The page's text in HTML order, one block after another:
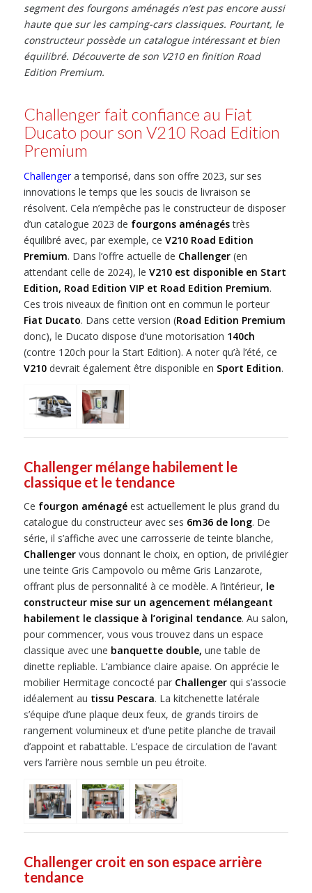
segment des fourgons aménagés n’est pas encore aussi
haute que sur les camping-cars classiques. Pourtant, le
constructeur possède un catalogue intéressant et bien
équilibré. Découverte de son V210 en finition Road
Edition Premium.
Challenger fait confiance au Fiat
Ducato pour son V210 Road Edition
Premium
Challenger a temporisé, dans son offre 2023, sur ses
innovations le temps que les soucis de livraison se
résolvent. Cela n’empêche pas le constructeur de disposer
d’un catalogue 2023 de fourgons aménagéstrès
équilibré avec, par exemple, ce V210 Road Edition
Premium. Dans l’offre actuelle de Challenger(en
attendant celle de 2024), le V210 est disponible en Start
Edition, Road Edition VIP et Road Edition Premium.
Ces trois niveaux de finition ont en commun le porteur
Fiat Ducato. Dans cette version (Road Edition Premium
donc), le Ducato dispose d’une motorisation 140ch
(contre 120ch pour la Start Edition). A noter qu’à l’été, ce
V210devrait également être disponible en Sport Edition.
Challenger mélange habilement le
classique et le tendance
Ce fourgon aménagéest actuellement le plus grand du
catalogue du constructeur avec ses 6m36 de long. De
série, il s’affiche avec une carrosserie de teinte blanche,
Challengervous donnant le choix, en option, de privilégier
une teinte Gris Campovolo ou même Gris Lanzarote,
offrant plus de personnalité à ce modèle. A l’intérieur, le
constructeur mise sur un agencement mélangeant
habilement le classique à l’original tendance. Au salon,
pour commencer, vous vous trouvez dans un espace
classique avec une banquette double, une table de
dinette repliable. L’ambiance claire apaise. On apprécie le
mobilier Hermitage concocté par Challengerqui s’associe
idéalement au tissu Pescara. La kitchenette latérale
s’équipe d’une plaque deux feux, de grands tiroirs de
rangement volumineux et d’une petite planche de travail
d’appoint et rabattable. L’espace de circulation de l’avant
vers l’arrière nous semble un peu étroite.
Challenger croit en son espace arrière
tendance